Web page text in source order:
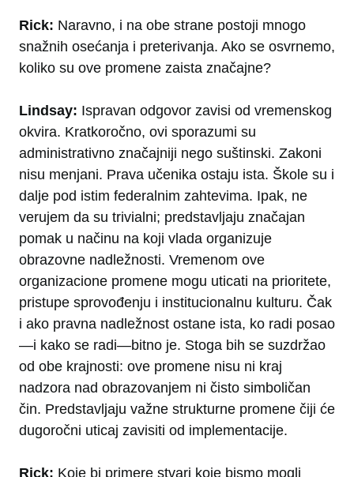
Rick: Naravno, i na obe strane postoji mnogo
snažnih osećanja i preterivanja. Ako se osvrnemo,
koliko su ove promene zaista značajne?
Lindsay: Ispravan odgovor zavisi od vremenskog
okvira. Kratkoročno, ovi sporazumi su
administrativno značajniji nego suštinski. Zakoni
nisu menjani. Prava učenika ostaju ista. Škole su i
dalje pod istim federalnim zahtevima. Ipak, ne
verujem da su trivialni; predstavljaju značajan
pomak u načinu na koji vlada organizuje
obrazovne nadležnosti. Vremenom ove
organizacione promene mogu uticati na prioritete,
pristupe sprovođenju i institucionalnu kulturu. Čak
i ako pravna nadležnost ostane ista, ko radi posao
—i kako se radi—bitno je. Stoga bih se suzdržao
od obe krajnosti: ove promene nisu ni kraj
nadzora nad obrazovanjem ni čisto simboličan
čin. Predstavljaju važne strukturne promene čiji će
dugoročni uticaj zavisiti od implementacije.
Rick: Koje bi primere stvari koje bismo mogli